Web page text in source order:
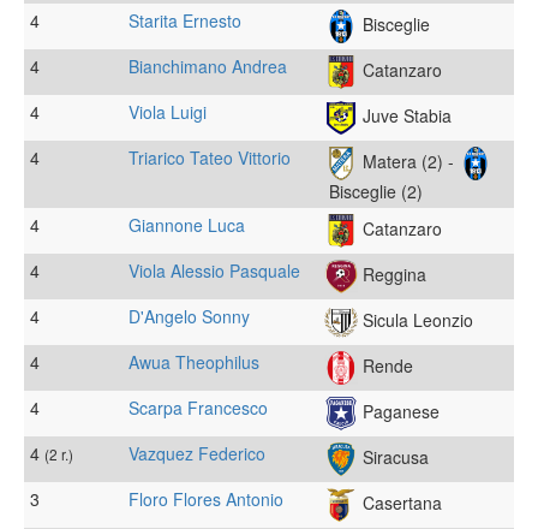
4
Starita Ernesto
Bisceglie
4
Bianchimano Andrea
Catanzaro
4
Viola Luigi
Juve Stabia
4
Triarico Tateo Vittorio
Matera (2) -
Bisceglie (2)
4
Giannone Luca
Catanzaro
4
Viola Alessio Pasquale
Reggina
4
D'Angelo Sonny
Sicula Leonzio
4
Awua Theophilus
Rende
4
Scarpa Francesco
Paganese
4 (2 r.) Vazquez Federico
Siracusa
3
Floro Flores Antonio
Casertana